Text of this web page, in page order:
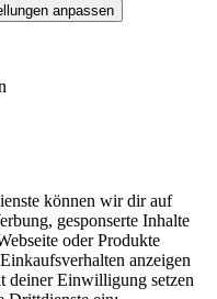
anpassen
können wir dir auf
gesponserte Inhalte
oder Produkte
anzeigen
deiner Einwilligung setzen